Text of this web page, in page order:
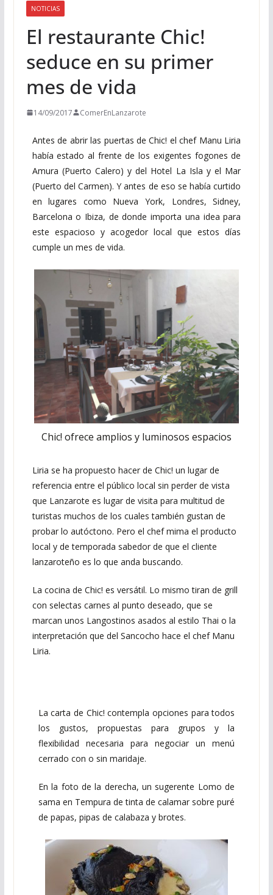
NOTICIAS
El restaurante Chic!
seduce en su primer
mes de vida
14/09/2017 ComerEnLanzarote
Antes de abrir las puertas de Chic! el chef Manu Liria
había estado al frente de los exigentes fogones de
Amura (Puerto Calero) y del Hotel La Isla y el Mar
(Puerto del Carmen). Y antes de eso se había curtido
en lugares como Nueva York, Londres, Sidney,
Barcelona o Ibiza, de donde importa una idea para
este espacioso y acogedor local que estos días
cumple un mes de vida.
Chic! ofrece amplios y luminosos espacios
Liria se ha propuesto hacer de Chic! un lugar de
referencia entre el público local sin perder de vista
que Lanzarote es lugar de visita para multitud de
turistas muchos de los cuales también gustan de
probar lo autóctono. Pero el chef mima el producto
local y de temporada sabedor de que el cliente
lanzaroteño es lo que anda buscando.
La cocina de Chic! es versátil. Lo mismo tiran de grill
con selectas carnes al punto deseado, que se
marcan unos Langostinos asados al estilo Thai o la
interpretación que del Sancocho hace el chef Manu
Liria.
La carta de Chic! contempla opciones para todos
los gustos, propuestas para grupos y la
flexibilidad necesaria para negociar un menú
cerrado con o sin maridaje.
En la foto de la derecha, un sugerente Lomo de
sama en Tempura de tinta de calamar sobre puré
de papas, pipas de calabaza y brotes.